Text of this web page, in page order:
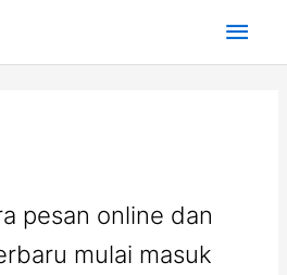
Main
pesan online dan
mulai masuk